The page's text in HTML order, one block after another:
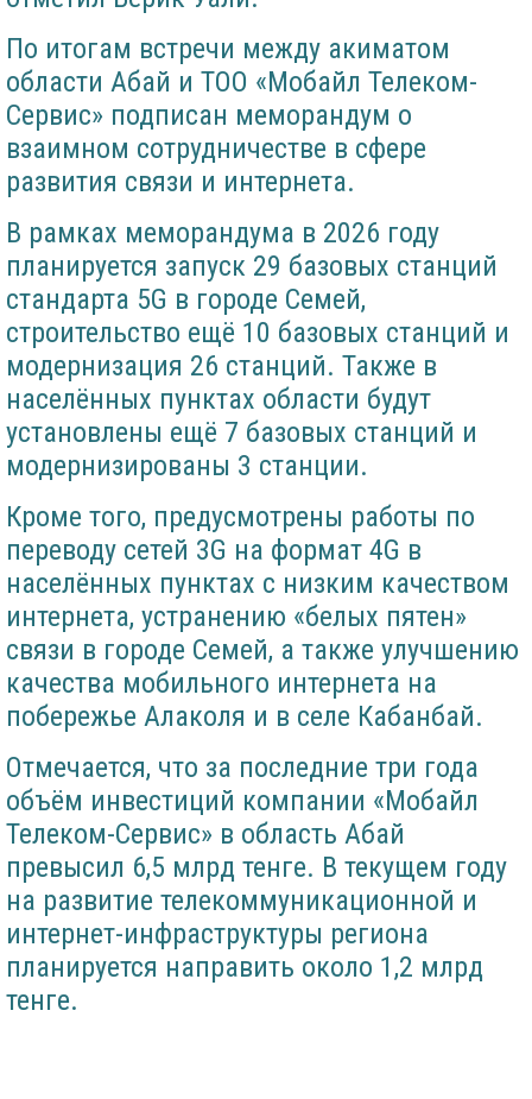
По итогам встречи между акиматом
области Абай и ТОО «Мобайл Телеком-
Сервис» подписан меморандум о
взаимном сотрудничестве в сфере
развития связи и интернета.
В рамках меморандума в 2026 году
планируется запуск 29 базовых станций
стандарта 5G в городе Семей,
строительство ещё 10 базовых станций и
модернизация 26 станций. Также в
населённых пунктах области будут
установлены ещё 7 базовых станций и
модернизированы 3 станции.
Кроме того, предусмотрены работы по
переводу сетей 3G на формат 4G в
населённых пунктах с низким качеством
интернета, устранению «белых пятен»
связи в городе Семей, а также улучшению
качества мобильного интернета на
побережье Алаколя и в селе Кабанбай.
Отмечается, что за последние три года
объём инвестиций компании «Мобайл
Телеком-Сервис» в область Абай
превысил 6,5 млрд тенге. В текущем году
на развитие телекоммуникационной и
интернет-инфраструктуры региона
планируется направить около 1,2 млрд
тенге.